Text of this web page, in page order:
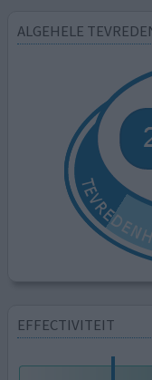
ALGEHELE
EFFECTIVITEIT